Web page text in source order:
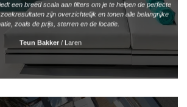
een breed scala aan filters om je te helpen de perfecte
zijn overzichtelijk en tonen alle belangrijke
zoals de prijs, sterren en de locatie.
Teun Bakker / Laren